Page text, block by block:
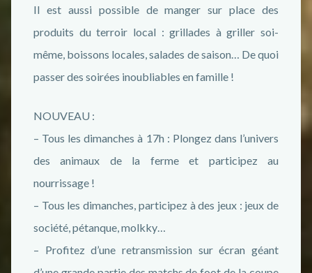
Il est aussi possible de manger sur place des
produits du terroir local : grillades à griller soi-
même, boissons locales, salades de saison… De quoi
passer des soirées inoubliables en famille !
NOUVEAU :
– Tous les dimanches à 17h : Plongez dans l’univers
des animaux de la ferme et participez au
nourrissage !
– Tous les dimanches, participez à des jeux : jeux de
société, pétanque, molkky…
– Profitez d’une retransmission sur écran géant